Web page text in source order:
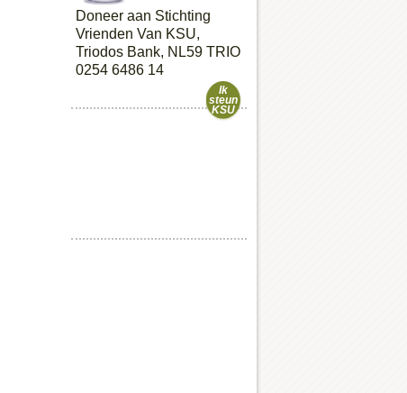
Doneer aan Stichting
Vrienden Van KSU,
Triodos Bank, NL59 TRIO
0254 6486 14
Ik
steun
KSU